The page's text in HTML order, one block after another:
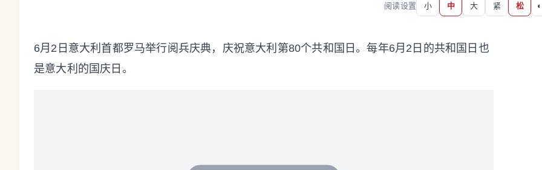
阅读设置 小 中 大 紧 松 ◐
6月2日意大利首都罗马举行阅兵庆典，庆祝意大利第80个共和国日。每年6月2日的共和国日也
是意大利的国庆日。